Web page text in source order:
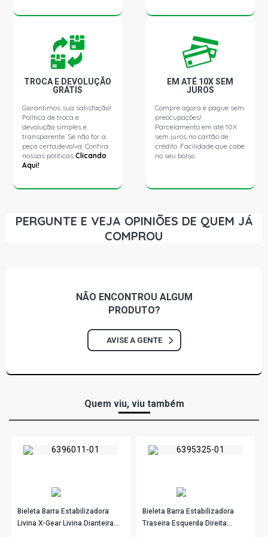
TROCA E DEVOLUÇÃO
GRÁTIS
Garantimos sua satisfação!
Política de troca e
devolução simples e
transparente. Se não for a
peça certa,devolva. Confira
nossas políticasClicando
Aqui!
EM ATÉ 10X SEM
JUROS
Compre agora e pague sem
preocupações!
Parcelamento em até 10X
sem juros no cartão de
crédito. Facilidade que cabe
no seu bolso.
PERGUNTE E VEJA OPINIÕES DE QUEM JÁ
COMPROU
NÃO ENCONTROU ALGUM
PRODUTO?
AVISE A GENTE
Quem viu, viu também
Bieleta Barra Estabilizadora
Livina X-Gear Livina Dianteira
Bieleta Barra Estabilizadora
Traseira Esquerda Direita